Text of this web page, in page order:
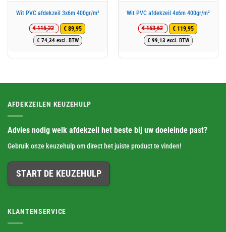
Wit PVC afdekzeil 3x6m 400gr/m²
€115,22
Oorspronkelijke
prijs
€ 115,22.
€ 89,95
Huidige
prijs
€ 89,95.
€ 74,34 excl. BTW
Wit PVC afdekzeil 4x6m 400gr/m²
€153,62
Oorspronkelijke
prijs
€ 153,62.
€ 119,95
Huidige
prijs
€ 119,95.
€ 99,13 excl. BTW
AFDEKZEILEN KEUZEHULP
Advies nodig welk afdekzeil het beste bij uw doeleinde past?
Gebruik onze keuzehulp om direct het juiste product te vinden!
START DE KEUZEHULP
KLANTENSERVICE